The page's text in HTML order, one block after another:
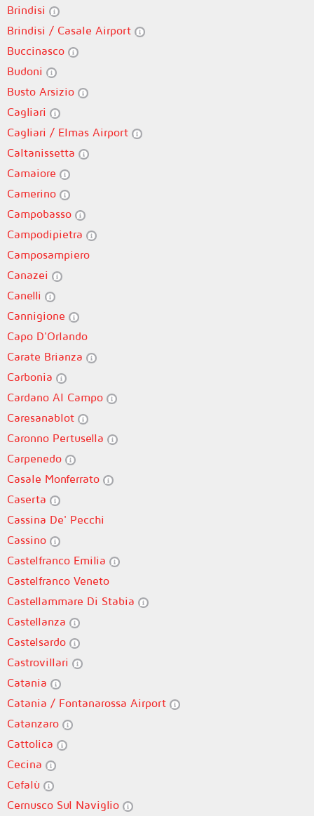
Brindisi
Brindisi / Casale Airport
Buccinasco
Budoni
Busto Arsizio
Cagliari
Cagliari / Elmas Airport
Caltanissetta
Camaiore
Camerino
Campobasso
Campodipietra
Camposampiero
Canazei
Canelli
Cannigione
Capo D'Orlando
Carate Brianza
Carbonia
Cardano Al Campo
Caresanablot
Caronno Pertusella
Carpenedo
Casale Monferrato
Caserta
Cassina De' Pecchi
Cassino
Castelfranco Emilia
Castelfranco Veneto
Castellammare Di Stabia
Castellanza
Castelsardo
Castrovillari
Catania
Catania / Fontanarossa Airport
Catanzaro
Cattolica
Cecina
Cefalù
Cernusco Sul Naviglio